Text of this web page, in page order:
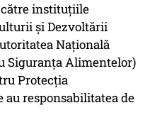
către instituțiile
și Dezvoltării
Naţională
Siguranţa Alimentelor)
Protecția
au responsabilitatea de